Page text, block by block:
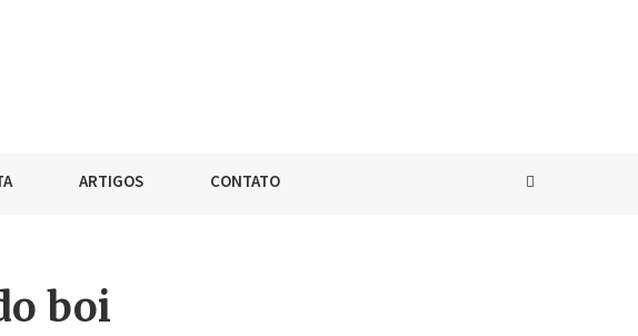
ARTIGOS CONTATO
boi